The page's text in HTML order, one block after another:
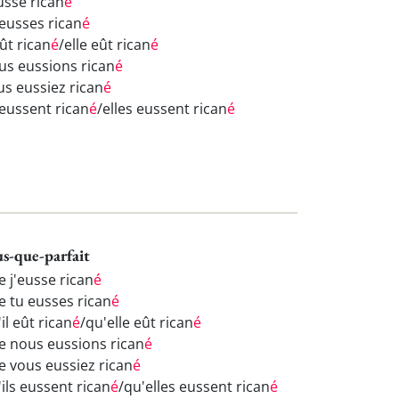
ricané
ricané/elle eût ricané
eussions ricané
eussiez ricané
ricané/elles eussent ricané
que-parfait
j'eusse ricané
tu eusses ricané
eût ricané/qu'elle eût ricané
nous eussions ricané
vous eussiez ricané
eussent ricané/qu'elles eussent ricané